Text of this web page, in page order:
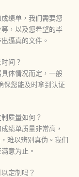
绩单，我们需要您
，以及您希望的毕
逼真的文件。
间？
体情况而定，一般
保您能及时拿到认证
质量如何？
绩单质量非常高，
难以辨别真伪。我们
意为止。
定制吗？